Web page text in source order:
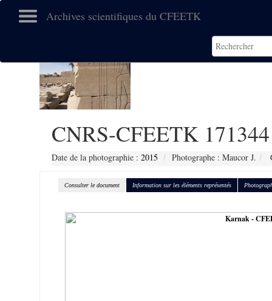
Archives scientifiques du CFEETK
CNRS-CFEETK 171344
Date de la photographie : 2015 Photographe : Maucor J.
Consulter le document Information sur les éléments représentés